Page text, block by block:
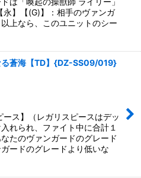
永】【(G)】：相手のヴァンガ
上なら、このユニットのシー
る蒼海【TD】{DZ-SS09/019}
】（レガリスピースはデッ
れられ、ファイト中に合計１
たのヴァンガードのグレード
ードのグレードより低いな